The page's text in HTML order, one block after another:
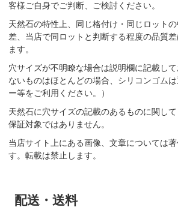
客様ご自身でご判断、ご検討ください。
天然石の特性上、同じ格付け・同じロット
差、当店で同ロットと判断する程度の品質
ます。
穴サイズが不明瞭な場合は説明欄に記載し
ないものはほとんどの場合、シリコンゴム
ー等をご利用ください。）
天然石に穴サイズの記載のあるものに関し
保証対象ではありません。
当店サイト上にある画像、文章については
す。転載は禁止します。
配送・送料